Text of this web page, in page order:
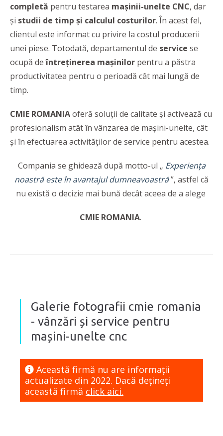
completă pentru testarea mașinii-unelte CNC, dar
și studii de timp și calculul costurilor. În acest fel,
clientul este informat cu privire la costul producerii
unei piese. Totodată, departamentul de service se
ocupă deîntreținerea mașinilor pentru a păstra
productivitatea pentru o perioadă cât mai lungă de
timp.
CMIE ROMANIAoferă soluții de calitate și activează cu
profesionalism atât în vânzarea de mașini-unelte, cât
și în efectuarea activităților de service pentru acestea.
Compania se ghidează după motto-ul „ Experiența
noastră este în avantajul dumneavoastră”, astfel că
nu există o decizie mai bună decât aceea de a alege
CMIE ROMANIA.
Galerie fotografii cmie romania
- vânzări și service pentru
mașini-unelte cnc
Această firmă nu are informaţii
actualizate din 2022. Dacă dețineți
această firmă click aici.